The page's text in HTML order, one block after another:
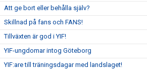
Att ge bort eller behålla själv?
Skillnad på fans och FANS!
Tillväxten är god i YIF!
YIF-ungdomar intog Göteborg
YIF:are till träningsdagar med landslaget!